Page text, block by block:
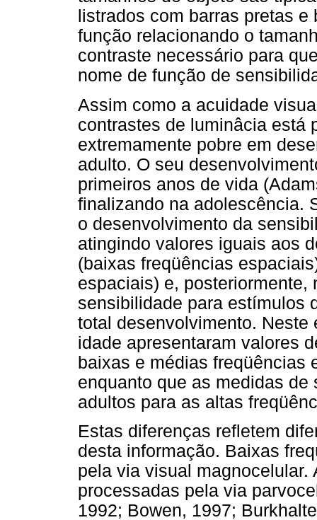
listrados com barras pretas
função relacionando o
contraste necessário para
nome de função de
Assim como a acuidade
contrastes de luminâcia está
extremamente pobre em
adulto. O seu
primeiros anos de vida
finalizando na adolescência.
o desenvolvimento da
atingindo valores iguais aos
(baixas freqüências
espaciais) e, posteriormente,
sensibilidade para estímulos
total desenvolvimento. Neste
idade apresentaram valores
baixas e médias freqüências
enquanto que as medidas
adultos para as altas
Estas diferenças refletem
desta informação. Baixas
pela via visual
processadas pela via
1992; Bowen, 1997;